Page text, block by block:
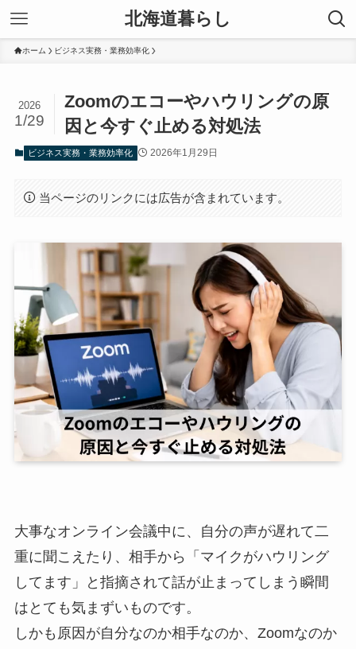
北海道暮らし
ホーム ビジネス実務・業務効率化
Zoomのエコーやハウリングの原
因と今すぐ止める対処法
2026
1/29
ビジネス実務・業務効率化 2026年1月29日
当ページのリンクには広告が含まれています。
大事なオンライン会議中に、自分の声が遅れて二
重に聞こえたり、相手から「マイクがハウリング
してます」と指摘されて話が止まってしまう瞬間
はとても気まずいものです。
しかも原因が自分なのか相手なのか、Zoomなのか